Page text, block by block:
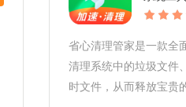
省心清理管家是一款全
清理系统中的垃圾文件
时文件，从而释放宝贵